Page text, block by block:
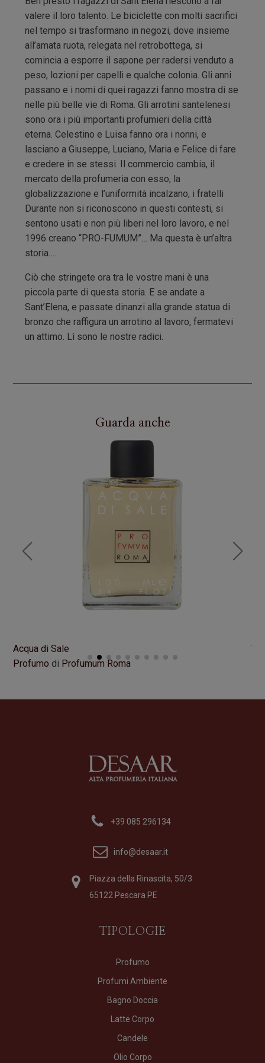
valere il loro talento. Le biciclette con molti sacrifici
nel tempo si trasformano in negozi, dove insieme
all’amata ruota, relegata nel retrobottega, si
comincia a esporre il sapone per radersi venduto a
peso, lozioni per capelli e qualche colonia. Gli anni
passano e i nomi di quei ragazzi fanno mostra di se
nelle più belle vie di Roma. Gli arrotini santelenesi
sono ora i più importanti profumieri della città
eterna. Celestino e Luisa fanno ora i nonni, e
lasciano a Giuseppe, Luciano, Maria e Felice di fare
e credere in se stessi. Il commercio cambia, il
mercato della profumeria con esso, la
globalizzazione e l’uniformità incalzano, i fratelli
Durante non si riconoscono in questi contesti, si
sentono usati e non più liberi nel loro lavoro, e nel
1996 creano “PRO-FUMUM”… Ma questa è un’altra
storia….
Ciò che stringete ora tra le vostre mani è una
piccola parte di questa storia. E se andate a
Sant’Elena, e passate dinanzi alla grande statua di
bronzo che raffigura un arrotino al lavoro, fermatevi
un attimo. Lì sono le nostre radici.
Guarda anche
Acqua di Sale
Profumo di Profumum Roma
+39 085 296134
info@desaar.it
Piazza della Rinascita, 50/3
65122 Pescara PE
TIPOLOGIE
Profumo
Profumi Ambiente
Bagno Doccia
Latte Corpo
Candele
Olio Corpo